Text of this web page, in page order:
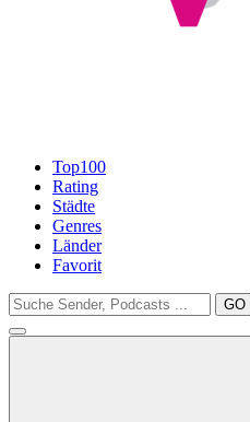
Top100
Rating
Städte
Genres
Länder
Favorit
GO